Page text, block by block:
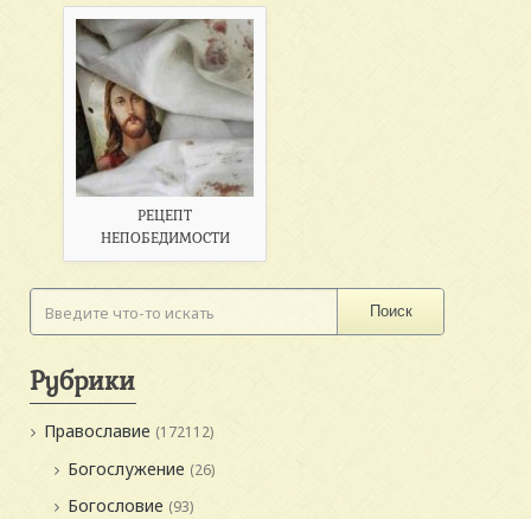
РЕЦЕПТ
НЕПОБЕДИМОСТИ
Поиск
Рубрики
Православие (172112)
Богослужение (26)
Богословие (93)